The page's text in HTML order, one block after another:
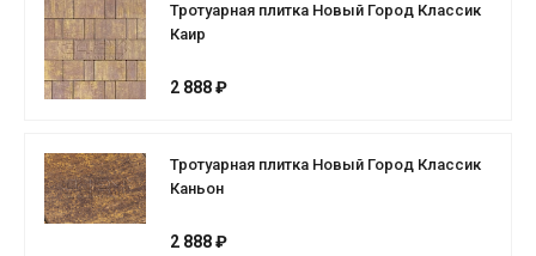
Тротуарная плитка Новый Город Классик
Каир
2 888 ₽
Тротуарная плитка Новый Город Классик
Каньон
2 888 ₽